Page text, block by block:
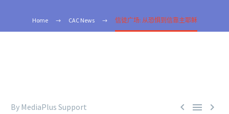
Home CAC News 信徒广场: 从恐惧到信靠主耶稣
  
By MediaPlus Support